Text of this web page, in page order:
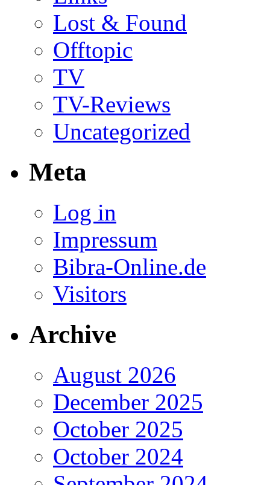
Lost & Found
Offtopic
TV
TV-Reviews
Uncategorized
Meta
Log in
Impressum
Bibra-Online.de
Visitors
Archive
August 2026
December 2025
October 2025
October 2024